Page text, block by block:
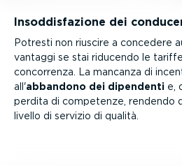
Insod­di­sfa­zione dei
Potresti non riuscire a concedere
vantaggi se stai riducendo le
concorrenza. La mancanza di
all'abbandono dei dipendenti e,
perdita di competenze, rendendo
livello di servizio di qualità.